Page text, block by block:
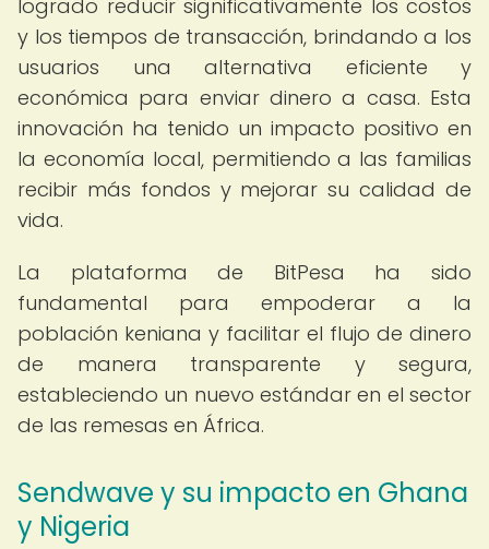
logrado reducir significativamente los costos
y los tiempos de transacción, brindando a los
usuarios una alternativa eficiente y
económica para enviar dinero a casa. Esta
innovación ha tenido un impacto positivo en
la economía local, permitiendo a las familias
recibir más fondos y mejorar su calidad de
vida.
La plataforma de BitPesa ha sido
fundamental para empoderar a la
población keniana y facilitar el flujo de dinero
de manera transparente y segura,
estableciendo un nuevo estándar en el sector
de las remesas en África.
Sendwave y su impacto en Ghana
y Nigeria